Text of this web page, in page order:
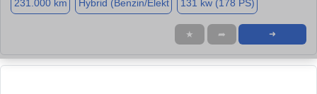
231.000 km Hybrid (Benzin/Elekt 131 kw (178 PS)
★ ➦ ➜